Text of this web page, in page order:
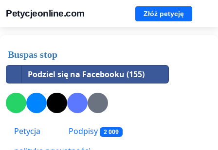
Petycjeonline.com Złóż petycję
Buspas stop
Podziel się na Facebooku (155)
Petycja Podpisy 2 009